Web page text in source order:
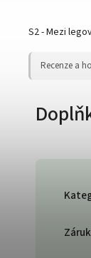
S2 - Mezi
Recenze a